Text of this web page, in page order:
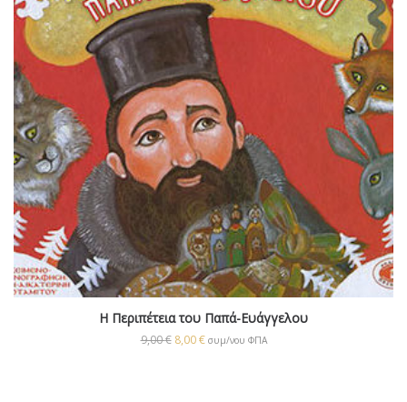
Η Περιπέτεια του Παπά-Ευάγγελου
9,00€ 8,00€ συμ/νου ΦΠΑ